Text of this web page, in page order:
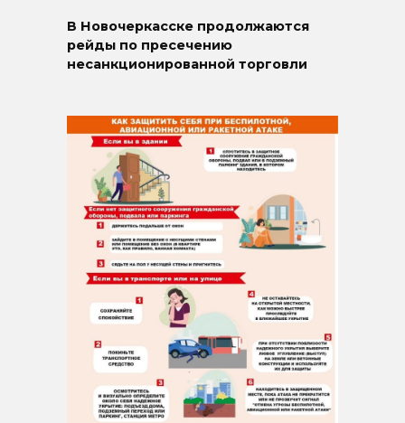
В Новочеркасске продолжаются
рейды по пресечению
несанкционированной торговли